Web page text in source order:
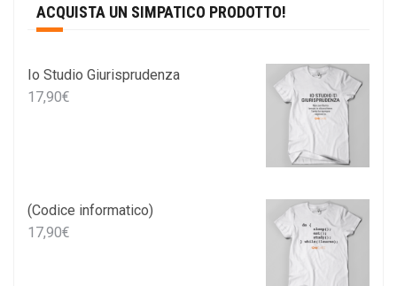
ACQUISTA UN SIMPATICO PRODOTTO!
Io Studio Giurisprudenza
17,90€
(Codice informatico)
17,90€